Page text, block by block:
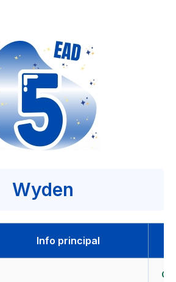
Wyden
Info principal